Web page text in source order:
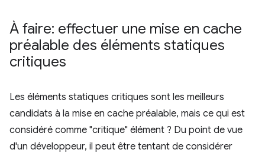
À faire: effectuer une mise en cache
préalable des éléments statiques
critiques
Les éléments statiques critiques sont les meilleurs
candidats à la mise en cache préalable, mais ce qui est
considéré comme "critique" élément ? Du point de vue
d'un développeur, il peut être tentant de considérer